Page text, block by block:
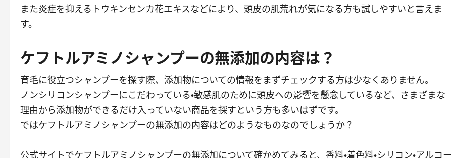
また炎症を抑えるトウキンセンカ花エキスなどにより、頭皮の肌荒れが気になる方も試しやすいと言えま
す。
ケフトルアミノシャンプーの無添加の内容は？
育毛に役立つシャンプーを探す際、添加物についての情報をまずチェックする方は少なくありません。
ノンシリコンシャンプーにこだわっている・敏感肌のために頭皮への影響を懸念しているなど、さまざまな
理由から添加物ができるだけ入っていない商品を探すという方も多いはずです。
ではケフトルアミノシャンプーの無添加の内容はどのようなものなのでしょうか？
公式サイトでケフトルアミノシャンプーの無添加について確かめてみると、香料・着色料・シリコン・アルコー